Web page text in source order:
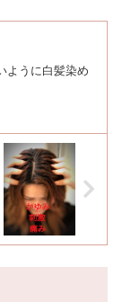
ように白髪染め